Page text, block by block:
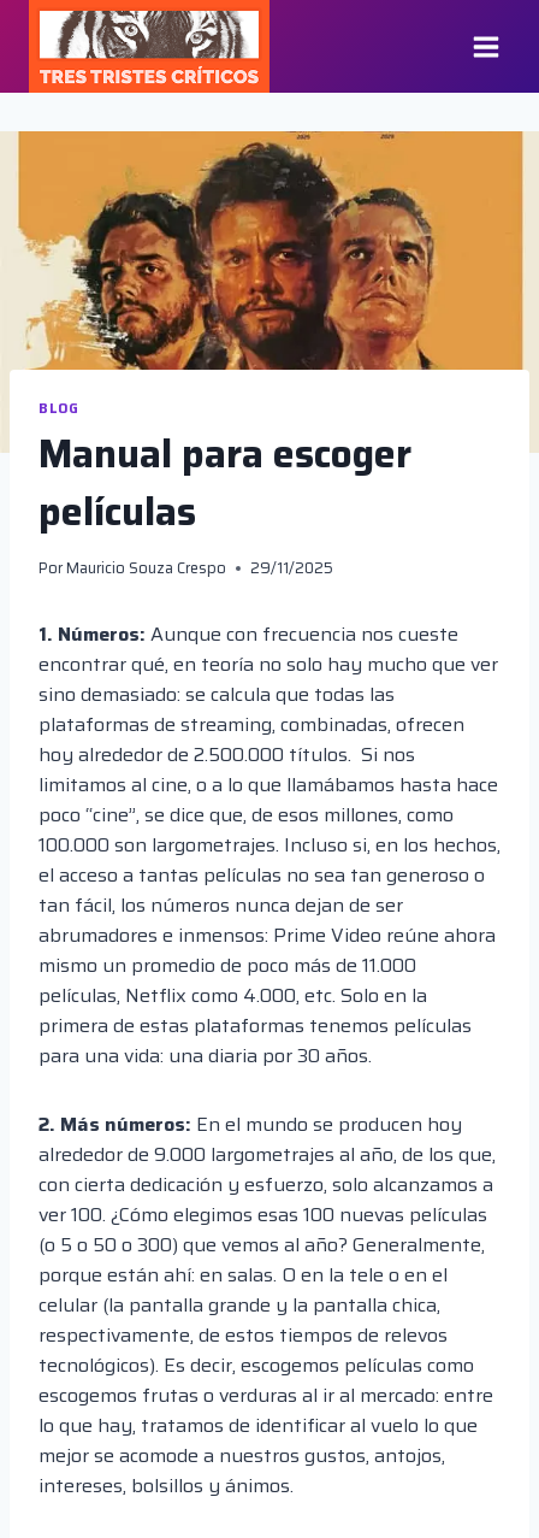
Saltar
contenido
BLOG
Manual para escoger
películas
PorMauricio Souza Crespo 29/11/2025
1. Números: Aunque con frecuencia nos cueste
encontrar qué, en teoría no solo hay mucho que ver
sino demasiado: se calcula que todas las
plataformas de streaming, combinadas, ofrecen
hoy alrededor de 2.500.000 títulos. Si nos
limitamos al cine, o a lo que llamábamos hasta hace
poco “cine”, se dice que, de esos millones, como
100.000 son largometrajes. Incluso si, en los hechos,
el acceso a tantas películas no sea tan generoso o
tan fácil, los números nunca dejan de ser
abrumadores e inmensos: Prime Video reúne ahora
mismo un promedio de poco más de 11.000
películas, Netflix como 4.000, etc. Solo en la
primera de estas plataformas tenemos películas
para una vida: una diaria por 30 años.
2. Más números: En el mundo se producen hoy
alrededor de 9.000 largometrajes al año, de los que,
con cierta dedicación y esfuerzo, solo alcanzamos a
ver 100. ¿Cómo elegimos esas 100 nuevas películas
(o 5 o 50 o 300) que vemos al año? Generalmente,
porque están ahí: en salas. O en la tele o en el
celular (la pantalla grande y la pantalla chica,
respectivamente, de estos tiempos de relevos
tecnológicos). Es decir, escogemos películas como
escogemos frutas o verduras al ir al mercado: entre
lo que hay, tratamos de identificar al vuelo lo que
mejor se acomode a nuestros gustos, antojos,
intereses, bolsillos y ánimos.